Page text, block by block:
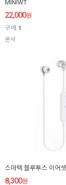
MINIWT
22,000원
구매 1
본사
스마텍 블루투스 이어
8,300원